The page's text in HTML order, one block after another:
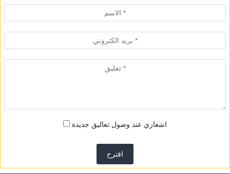
اشعاري عند وصول تعاليق جديدة
اقترح